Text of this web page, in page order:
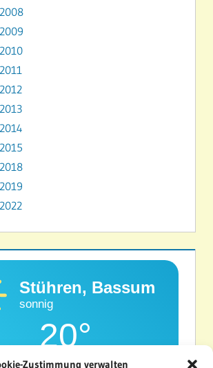
Zustimmung verwalten
Stühren, Bassum
sonnig
20°